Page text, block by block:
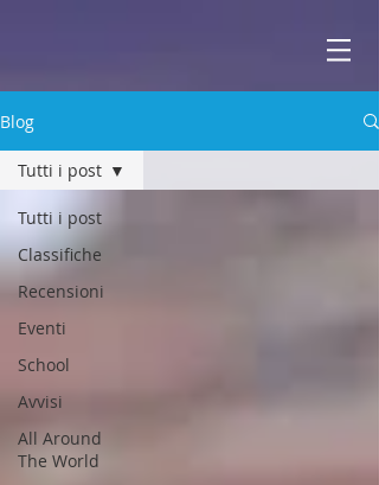
Scuola di
Blog
Tutti i post
Classifiche
Recensioni
Eventi
School
Avvisi
All Around
The World
Tutti i post